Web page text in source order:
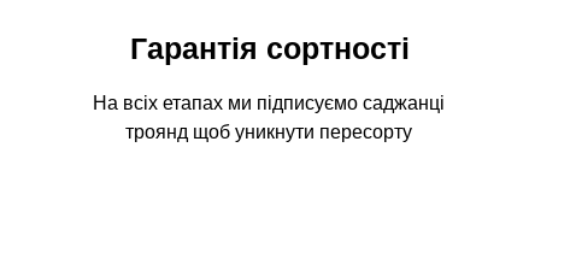
На всіх етапах ми підписуємо саджанці
троянд щоб уникнути пересорту
Гарантія сортності